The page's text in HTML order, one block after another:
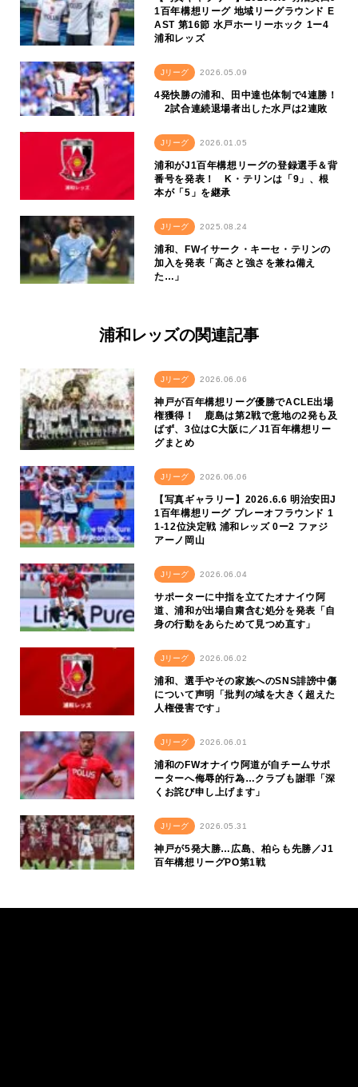
1百年構想リーグ 地域リーグラウンド E
AST 第16節 水戸ホーリーホック 1ー4
浦和レッズ
Jリーグ 2026.05.09
4発快勝の浦和、田中達也体制で4連勝！
2試合連続退場者出した水戸は2連敗
Jリーグ 2026.01.05
浦和がJ1百年構想リーグの登録選手＆背
番号を発表！ K・テリンは「9」、根
本が「5」を継承
Jリーグ 2025.08.24
浦和、FWイサーク・キーセ・テリンの
加入を発表「高さと強さを兼ね備え
た…」
浦和レッズの関連記事
Jリーグ 2026.06.06
神戸が百年構想リーグ優勝でACLE出場
権獲得！ 鹿島は第2戦で意地の2発も及
ばず、3位はC大阪に／J1百年構想リー
グまとめ
Jリーグ 2026.06.06
【写真ギャラリー】2026.6.6 明治安田J
1百年構想リーグ プレーオフラウンド 1
1-12位決定戦 浦和レッズ 0ー2 ファジ
アーノ岡山
Jリーグ 2026.06.04
サポーターに中指を立てたオナイウ阿
道、浦和が出場自粛含む処分を発表「自
身の行動をあらためて見つめ直す」
Jリーグ 2026.06.02
浦和、選手やその家族へのSNS誹謗中傷
について声明「批判の域を大きく超えた
人権侵害です」
Jリーグ 2026.06.01
浦和のFWオナイウ阿道が自チームサポ
ーターへ侮辱的行為…クラブも謝罪「深
くお詫び申し上げます」
Jリーグ 2026.05.31
神戸が5発大勝…広島、柏らも先勝／J1
百年構想リーグPO第1戦